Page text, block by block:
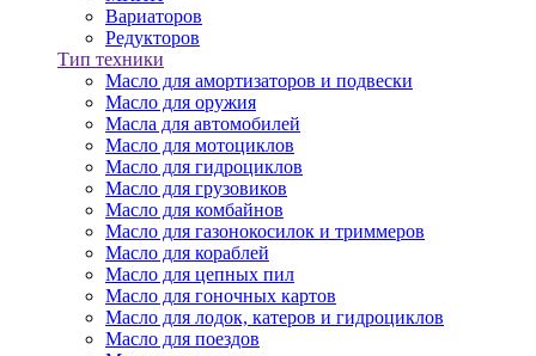
Вариаторов
Редукторов
Тип техники
Масло для амортизаторов и подвески
Масло для оружия
Масла для автомобилей
Масло для мотоциклов
Масло для гидроциклов
Масло для грузовиков
Масло для комбайнов
Масло для газонокосилок и триммеров
Масло для кораблей
Масло для цепных пил
Масло для гоночных картов
Масло для лодок, катеров и гидроциклов
Масло для поездов